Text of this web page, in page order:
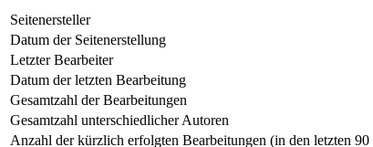
Seitenersteller
Datum der Seitenerstellung
Letzter Bearbeiter
Datum der letzten Bearbeitung
Gesamtzahl der Bearbeitungen
Gesamtzahl unterschiedlicher Autoren
Anzahl der kürzlich erfolgten Bearbeitungen (in den letzten 90